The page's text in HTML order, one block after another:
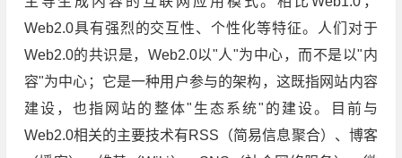
Web2.0具有强烈的交互性、个性化等特征。人们对于
Web2.0的共识是，Web2.0以"人"为中心，而不是以"内
容"为中心；它是一种用户参与的架构，这既指网站内容
建设，也指网站的整体"生态系统"的建设。目前与
Web2.0相关的主要技术有RSS（简易信息聚合）、博客